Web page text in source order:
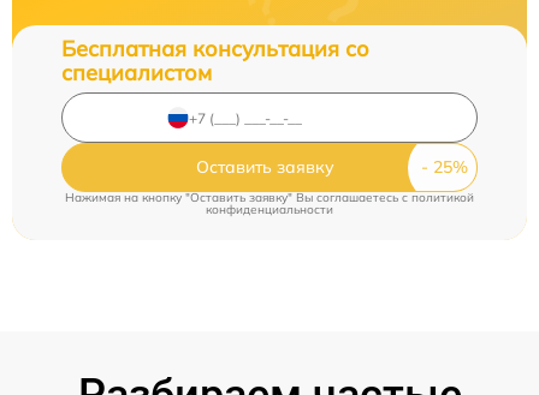
Бесплатная консультация со
специалистом
Оставить заявку
Нажимая на кнопку "Оставить заявку" Вы соглашаетесь cполитикой
конфиденциальности